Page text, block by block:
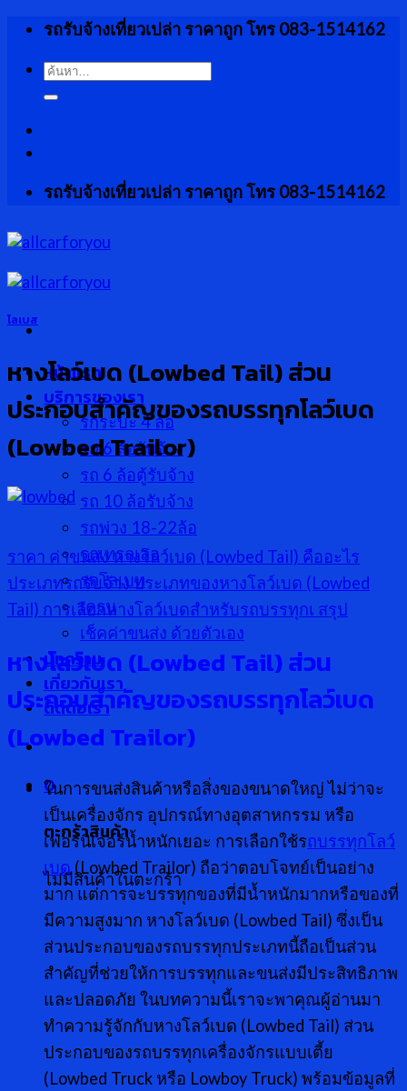
Skip
content
รถรับจ้างเที่ยวเปล่า ราคาถูก โทร 083-1514162
ค้นหา:
รถรับจ้างเที่ยวเปล่า ราคาถูก โทร 083-1514162
หน้าแรก
บริการของเรา
รกระบะ 4 ล้อ
รถ 6 ล้อรับจ้าง
รถ 6 ล้อตู้รับจ้าง
รถ 10 ล้อรับจ้าง
รถพ่วง 18-22ล้อ
รถเทรลเลอ
รถโลเบท
เครน
เช็คค่าขนส่ง ด้วยตัวเอง
บทความ
เกี่ยวกับเรา
ติดต่อเรา
0
ตะกร้าสินค้า
ไม่มีสินค้าในตะกร้า
โลเบส
หางโลว์เบด (Lowbed Tail) ส่วน
ประกอบสำคัญของรถบรรทุกโลว์เบด
(Lowbed Trailor)
ราคา ค่าขนส่งหางโลว์เบด (Lowbed Tail) คืออะไร
ประเภทรถรับจ้างประเภทของหางโลว์เบด (Lowbed
Tail) การเลือกหางโลว์เบดสำหรับรถบรรทุกเ สรุป
หางโลว์เบด (Lowbed Tail) ส่วน
ประกอบสำคัญของรถบรรทุกโลว์เบด
(Lowbed Trailor)
ในการขนส่งสินค้าหรือสิ่งของขนาดใหญ่ ไม่ว่าจะ
เป็นเครื่องจักร อุปกรณ์ทางอุตสาหกรรม หรือ
เฟอร์นิเจอร์น้ำหนักเยอะ การเลือกใช้รถบรรทุกโลว์
เบด(Lowbed Trailor) ถือว่าตอบโจทย์เป็นอย่าง
มาก แต่การจะบรรทุกของที่มีน้ำหนักมากหรือของที่
มีความสูงมาก หางโลว์เบด (Lowbed Tail) ซึ่งเป็น
ส่วนประกอบของรถบรรทุกประเภทนี้ถือเป็นส่วน
สำคัญที่ช่วยให้การบรรทุกและขนส่งมีประสิทธิภาพ
และปลอดภัย ในบทความนี้เราจะพาคุณผู้อ่านมา
ทำความรู้จักกับหางโลว์เบด (Lowbed Tail) ส่วน
ประกอบของรถบรรทุกเครื่องจักรแบบเตี้ย
(Lowbed Truck หรือ Lowboy Truck) พร้อมข้อมูลที่